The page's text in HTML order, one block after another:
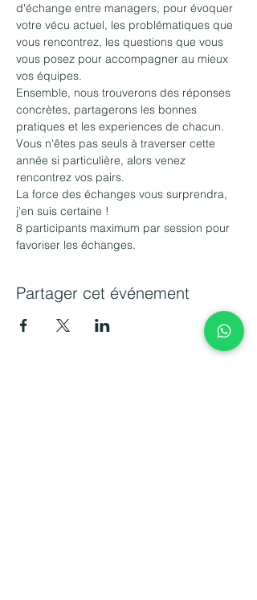
d'échange entre managers, pour évoquer
votre vécu actuel, les problématiques que
vous rencontrez, les questions que vous
vous posez pour accompagner au mieux
vos équipes.
Ensemble, nous trouverons des réponses
concrètes, partagerons les bonnes
pratiques et les experiences de chacun.
Vous n'êtes pas seuls à traverser cette
année si particulière, alors venez
rencontrez vos pairs.
La force des échanges vous surprendra,
j'en suis certaine !
8 participants maximum par session pour
favoriser les échanges.
Partager cet événement